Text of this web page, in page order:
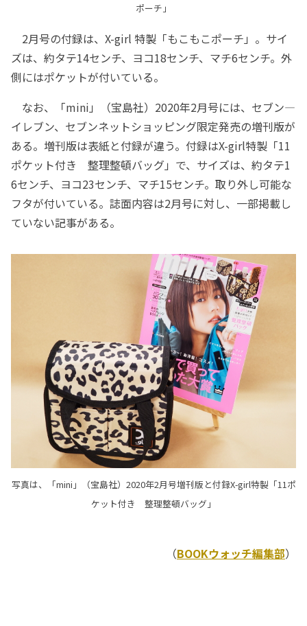
ポーチ」
2月号の付録は、X-girl 特製「もこもこポーチ」。サイ
ズは、約タテ14センチ、ヨコ18センチ、マチ6センチ。外
側にはポケットが付いている。
なお、「mini」（宝島社）2020年2月号には、セブン―
イレブン、セブンネットショッピング限定発売の増刊版が
ある。増刊版は表紙と付録が違う。付録はX-girl特製「11
ポケット付き 整理整頓バッグ」で、サイズは、約タテ1
6センチ、ヨコ23センチ、マチ15センチ。取り外し可能な
フタが付いている。誌面内容は2月号に対し、一部掲載し
ていない記事がある。
写真は、「mini」（宝島社）2020年2月号増刊版と付録X-girl特製「11ポ
ケット付き 整理整頓バッグ」
（BOOKウォッチ編集部）